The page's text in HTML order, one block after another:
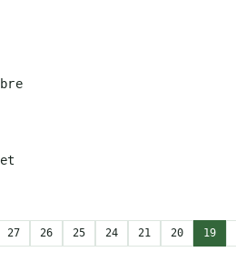
27 26 25 24 21 20 19